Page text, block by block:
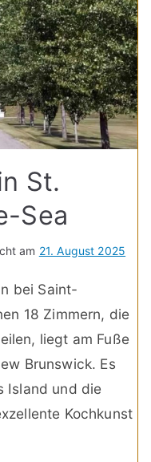
St.
Sea
am 21. August 2025
bei Saint-
18 Zimmern, die
liegt am Fuße
Brunswick. Es
Island und die
Kochkunst